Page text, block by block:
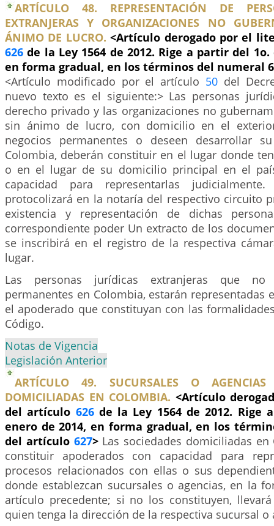
ARTÍCULO 48. REPRESENTACIÓN DE
EXTRANJERAS Y ORGANIZACIONES NO
ÁNIMO DE LUCRO. <Artículo derogado por el
626 de la Ley 1564 de 2012. Rige a partir del 1o.
en forma gradual, en los términos del numeral
<Artículo modificado por el artículo 50 del
nuevo texto es el siguiente:> Las personas
derecho privado y las organizaciones no
sin ánimo de lucro, con domicilio en el
negocios permanentes o deseen desarrollar
Colombia, deberán constituir en el lugar donde
o en el lugar de su domicilio principal en el
capacidad para representarlas
protocolizará en la notaría del respectivo circuito
existencia y representación de dichas
correspondiente poder Un extracto de los
se inscribirá en el registro de la respectiva
lugar.
Las personas jurídicas extranjeras que no
permanentes en Colombia, estarán representadas
el apoderado que constituyan con las
Código.
Notas de Vigencia
Legislación Anterior
ARTÍCULO 49. SUCURSALES O AGENCIAS
DOMICILIADAS EN COLOMBIA. <Artículo
del artículo 626de la Ley 1564 de 2012. Rige
enero de 2014, en forma gradual, en los
del artículo 627> Las sociedades domiciliadas en
constituir apoderados con capacidad para
procesos relacionados con ellas o sus
donde establezcan sucursales o agencias, en la
artículo precedente; si no los constituyen,
quien tenga la dirección de la respectiva sucursal o